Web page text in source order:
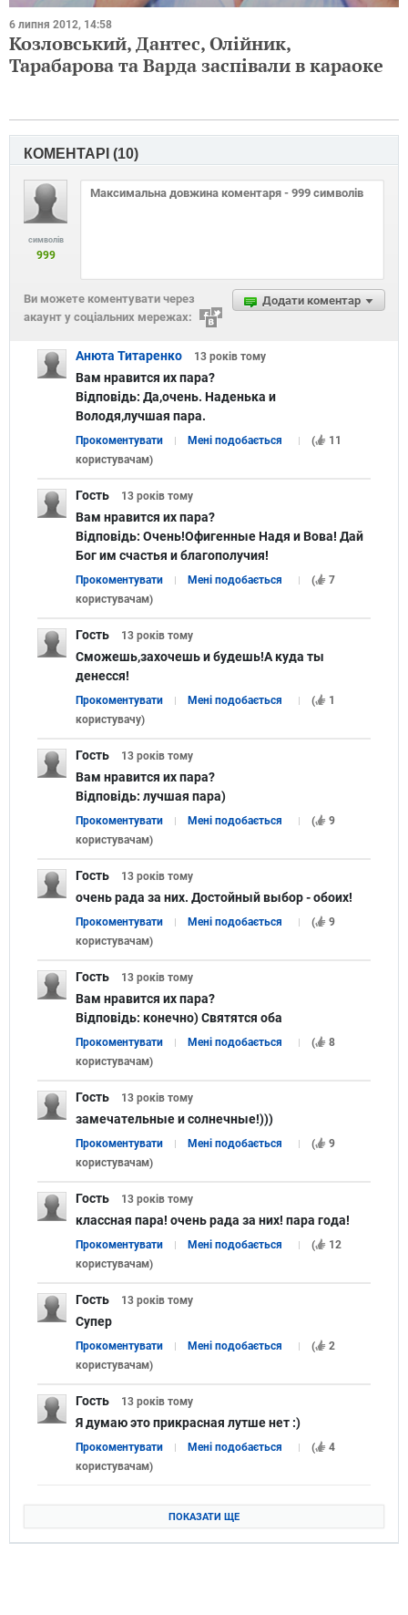
6 липня 2012, 14:58
Козловський, Дантес, Олійник,
Тарабарова та Варда заспівали в караоке
КОМЕНТАРІ (10)
символів
999
Додати коментар
Ви можете коментувати через
акаунт у соціальних мережах:
Анюта Титаренко 13 років тому
Вам нравится их пара?
Відповідь: Да,очень. Наденька и
Володя,лучшая пара.
Прокоментувати Мені подобається (
11
користувачам)
Гость 13 років тому
Вам нравится их пара?
Відповідь: Очень!Офигенные Надя и Вова! Дай
Бог им счастья и благополучия!
Прокоментувати Мені подобається (
7
користувачам)
Гость 13 років тому
Сможешь,захочешь и будешь!А куда ты
денесся!
Прокоментувати Мені подобається (
1
користувачу)
Гость 13 років тому
Вам нравится их пара?
Відповідь: лучшая пара)
Прокоментувати Мені подобається (
9
користувачам)
Гость 13 років тому
очень рада за них. Достойный выбор - обоих!
Прокоментувати Мені подобається (
9
користувачам)
Гость 13 років тому
Вам нравится их пара?
Відповідь: конечно) Святятся оба
Прокоментувати Мені подобається (
8
користувачам)
Гость 13 років тому
замечательные и солнечные!)))
Прокоментувати Мені подобається (
9
користувачам)
Гость 13 років тому
классная пара! очень рада за них! пара года!
Прокоментувати Мені подобається (
12
користувачам)
Гость 13 років тому
Супер
Прокоментувати Мені подобається (
2
користувачам)
Гость 13 років тому
Я думаю это прикрасная лутше нет :)
Прокоментувати Мені подобається (
4
користувачам)
ПОКАЗАТИ ЩЕ